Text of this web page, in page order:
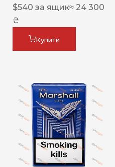
$540 за ящик≈ 24 300
₴
Купити